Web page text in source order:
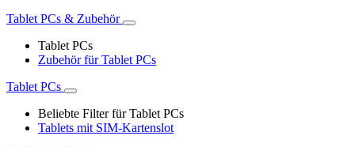
Tablet PCs & Zubehör
Tablet PCs
Zubehör für Tablet PCs
Tablet PCs
Beliebte Filter für Tablet PCs
Tablets mit SIM-Kartenslot